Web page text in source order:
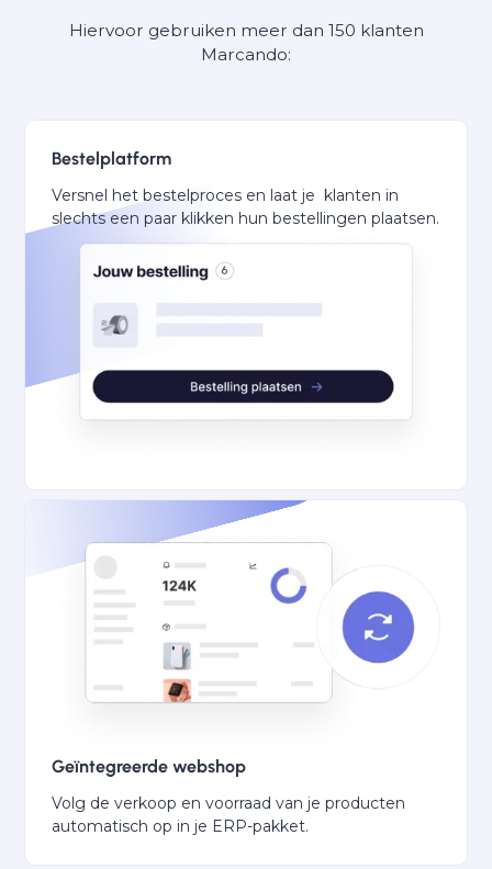
Hiervoor gebruiken meer dan 150 klanten
Marcando:
Bestelplatform
Versnel het bestelproces en laat je klanten in
slechts een paar klikken hun bestellingen plaatsen.
Geïntegreerde webshop
Volg de verkoop en voorraad van je producten
automatisch op in je ERP-pakket.